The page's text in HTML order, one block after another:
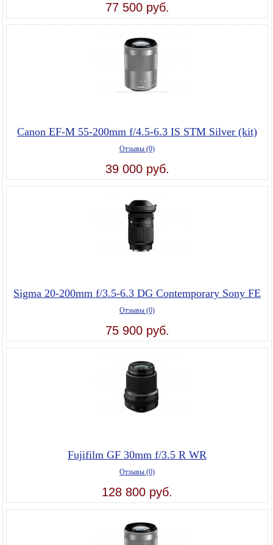
77 500 руб.
Canon EF-M 55-200mm f/4.5-6.3 IS STM Silver (kit)
Отзывы (0)
39 000 руб.
Sigma 20-200mm f/3.5-6.3 DG Contemporary Sony FE
Отзывы (0)
75 900 руб.
Fujifilm GF 30mm f/3.5 R WR
Отзывы (0)
128 800 руб.